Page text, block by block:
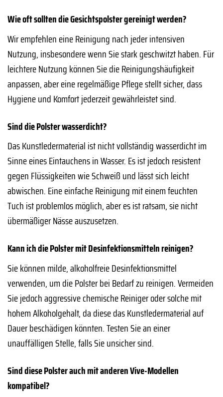
Wie oft sollten die Gesichtspolster gereinigt werden?
Wir empfehlen eine Reinigung nach jeder intensiven
Nutzung, insbesondere wenn Sie stark geschwitzt haben. Für
leichtere Nutzung können Sie die Reinigungshäufigkeit
anpassen, aber eine regelmäßige Pflege stellt sicher, dass
Hygiene und Komfort jederzeit gewährleistet sind.
Sind die Polster wasserdicht?
Das Kunstledermaterial ist nicht vollständig wasserdicht im
Sinne eines Eintauchens in Wasser. Es ist jedoch resistent
gegen Flüssigkeiten wie Schweiß und lässt sich leicht
abwischen. Eine einfache Reinigung mit einem feuchten
Tuch ist problemlos möglich, aber es ist ratsam, sie nicht
übermäßiger Nässe auszusetzen.
Kann ich die Polster mit Desinfektionsmitteln reinigen?
Sie können milde, alkoholfreie Desinfektionsmittel
verwenden, um die Polster bei Bedarf zu reinigen. Vermeiden
Sie jedoch aggressive chemische Reiniger oder solche mit
hohem Alkoholgehalt, da diese das Kunstledermaterial auf
Dauer beschädigen könnten. Testen Sie an einer
unauffälligen Stelle, falls Sie unsicher sind.
Sind diese Polster auch mit anderen Vive-Modellen
kompatibel?